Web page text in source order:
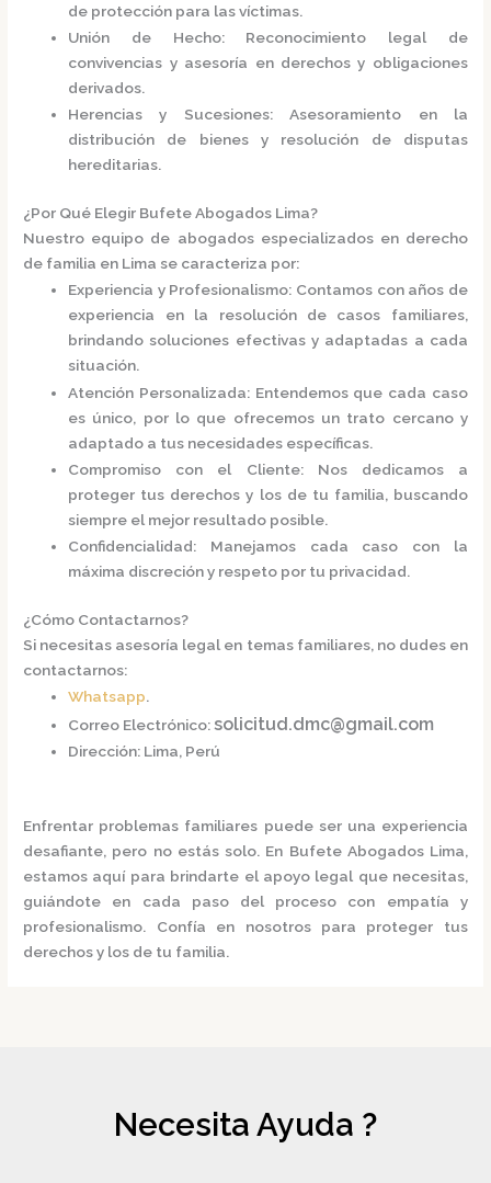
de protección para las víctimas.
Unión de Hecho: Reconocimiento legal de
convivencias y asesoría en derechos y obligaciones
derivados.
Herencias y Sucesiones:Asesoramiento en la
distribución de bienes y resolución de disputas
hereditarias.
¿Por Qué Elegir Bufete Abogados Lima?
Nuestro equipo de abogados especializados en derecho
de familia en Lima se caracteriza por:
Experiencia y Profesionalismo: Contamos con años de
experiencia en la resolución de casos familiares,
brindando soluciones efectivas y adaptadas a cada
situación.
Atención Personalizada: Entendemos que cada caso
es único, por lo que ofrecemos un trato cercano y
adaptado a tus necesidades específicas.
Compromiso con el Cliente: Nos dedicamos a
proteger tus derechos y los de tu familia, buscando
siempre el mejor resultado posible.
Confidencialidad: Manejamos cada caso con la
máxima discreción y respeto por tu privacidad.
¿Cómo Contactarnos?
Si necesitas asesoría legal en temas familiares, no dudes en
contactarnos:
Whatsapp.
Correo Electrónico:solicitud.dmc@gmail.com
Dirección: Lima, Perú
Enfrentar problemas familiares puede ser una experiencia
desafiante, pero no estás solo. En Bufete Abogados Lima,
estamos aquí para brindarte el apoyo legal que necesitas,
guiándote en cada paso del proceso con empatía y
profesionalismo.
Confía en nosotros para proteger tus
derechos y los de tu familia.
Necesita Ayuda ?